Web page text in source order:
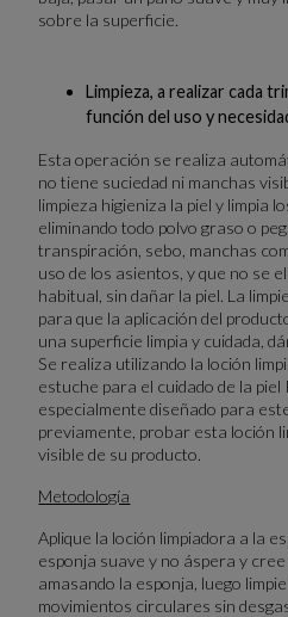
sobre la superficie.
Limpieza, a realizar cada
función del uso y
Esta operación se realiza
no tiene suciedad ni manchas
limpieza higieniza la piel y limpia
eliminando todo polvo graso o
transpiración, sebo, manchas
uso de los asientos, y que no se
habitual, sin dañar la piel. La
para que la aplicación del
una superficie limpia y cuidada,
Se realiza utilizando la loción
estuche para el cuidado de la piel
especialmente diseñado para
previamente, probar esta loción
visible de su producto.
Metodología
Aplique la loción limpiadora a la
esponja suave y no áspera y
amasando la esponja, luego
movimientos circulares sin